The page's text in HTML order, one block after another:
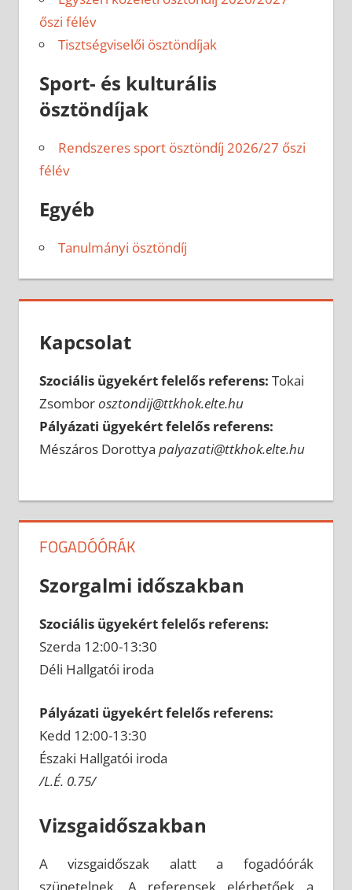
őszi félév
Tisztségviselői ösztöndíjak
Sport- és kulturális
ösztöndíjak
Rendszeres sport ösztöndíj 2026/27 őszi
félév
Egyéb
Tanulmányi ösztöndíj
Kapcsolat
Szociális ügyekért felelős referens: Tokai
Zsomborosztondij@ttkhok.elte.hu
Pályázati ügyekért felelős referens:
Mészáros Dorottya palyazati@ttkhok.elte.hu
FOGADÓÓRÁK
Szorgalmi időszakban
Szociális ügyekért felelős referens:
Szerda 12:00-13:30
Déli Hallgatói iroda
Pályázati ügyekért felelős referens:
Kedd 12:00-13:30
Északi Hallgatói iroda
/L.É. 0.75/
Vizsgaidőszakban
A vizsgaidőszak alatt a fogadóórák